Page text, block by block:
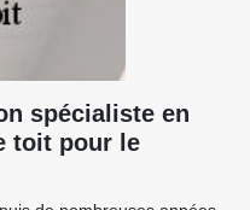
spécialiste en
toit pour le